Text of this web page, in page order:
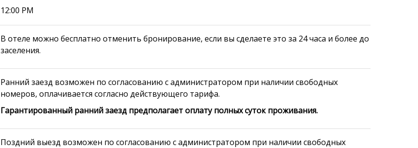
12:00 PM
В отеле можно бесплатно отменить бронирование, если вы сделаете это за 24 часа и более до
заселения.
Ранний заезд возможен по согласованию с администратором при наличии свободных
номеров, оплачивается согласно действующего тарифа.
Гарантированный ранний заезд предполагает оплату полных суток проживания.
Поздний выезд возможен по согласованию с администратором при наличии свободных